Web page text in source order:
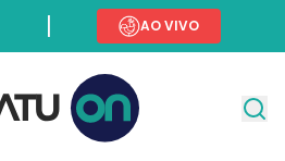
AO VIVO